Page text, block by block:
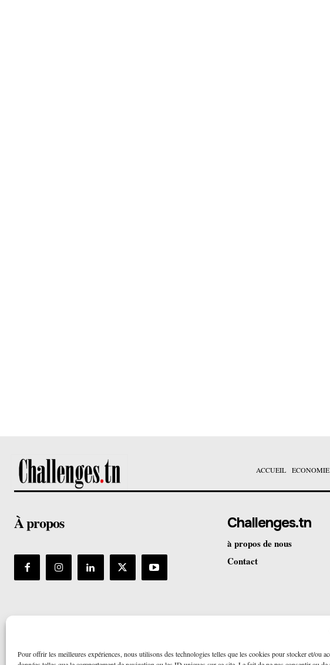
Pour offrir les meilleures expériences, nous utilisons des technologies telles que les cookies pour stocker et/ou
ACCUEIL ECONOMIE
À propos Challenges.tn
à propos de nous
Contact